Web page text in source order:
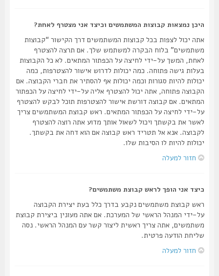
היכן נמצאות קבוצות המשתמשים וכיצד אני מצטרף לאחת?
אתה יכול לצפות בכל קבוצות המשתמשים דרך הקישור “קבוצות
משתמשים” בלוח הבקרה למשתמש שלך. אם תרצה להצטרף
לאחת, המשך על-ידי לחיצה על הכפתור המתאים. לא כל הקבוצות
בעלות גישה פתוחה. כמה יכולות לדרוש אישור להצטרפות, כמה
יכולות להיות סגורות וכמה יכולות אף להסתיר את חברי הקבוצה. אם
הקבוצה פתוחה, אתה יכול להצטרף אליה על-ידי לחיצה על הכפתור
המתאים. אם קבוצה דורשת אישור להצטרפות תוכל לבקש להצטרף
על-ידי לחיצה על הכפתור המתאים. ראש קבוצת המשתמשים צריך
לאשר את בקשתך ויכול לשאול אותך מדוע אתה רוצה להצטרף
לקבוצה. אנא אל תטריד ראש קבוצה אם הוא דחה את בקשתך.
יכולות להיות לו הסיבות שלו.
חזור למעלה
כיצד אני הופך לראש קבוצת משתמשים?
ראש קבוצת משתמשים נקבע בדרך כלל בעת יצירת הקבוצה
על-ידי המנהל הראשי של המערכת. אם אתה מעונין ביצירת קבוצת
משתמשים, אתה צריך ראשית ליצור קשר עם המנהל הראשי. נסה
שליחת הודעה פרטית.
חזור למעלה